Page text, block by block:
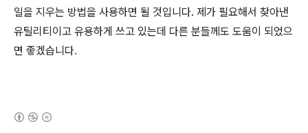
일을 지우는 방법을 사용하면 될 것입니다. 제가 필요해서 찾아낸
유틸리티이고 유용하게 쓰고 있는데 다른 분들께도 도움이 되었으
면 좋겠습니다.